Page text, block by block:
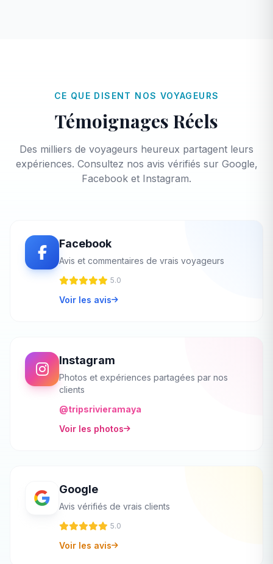
CE QUE DISENT NOS VOYAGEURS
Témoignages Réels
Des milliers de voyageurs heureux partagent leurs
expériences. Consultez nos avis vérifiés sur Google,
Facebook et Instagram.
Facebook
Avis et commentaires de vrais voyageurs
5.0
Voir les avis
Instagram
Photos et expériences partagées par nos
clients
@tripsrivieramaya
Voir les photos
Google
Avis vérifiés de vrais clients
5.0
Voir les avis